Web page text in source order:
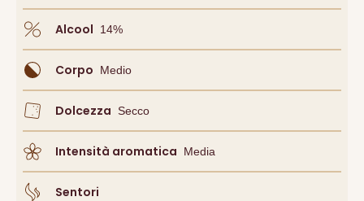
Alcool 14%
Corpo Medio
Dolcezza Secco
Intensità aromatica Media
Sentori